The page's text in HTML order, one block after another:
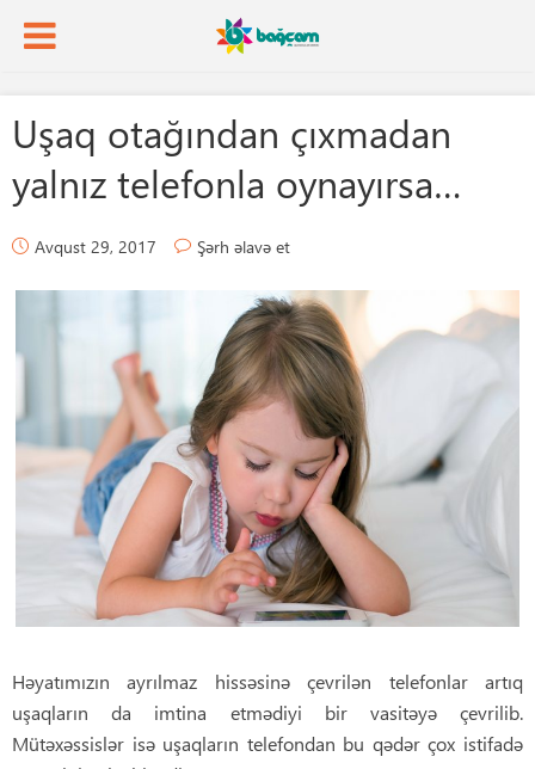
Uşaq otağından çıxmadan
yalnız telefonla oynayırsa…
Avqust 29, 2017 Şərh əlavə et
Həyatımızın ayrılmaz hissəsinə çevrilən telefonlar artıq
uşaqların da imtina etmədiyi bir vasitəyə çevrilib.
Mütəxəssislər isə uşaqların telefondan bu qədər çox istifadə